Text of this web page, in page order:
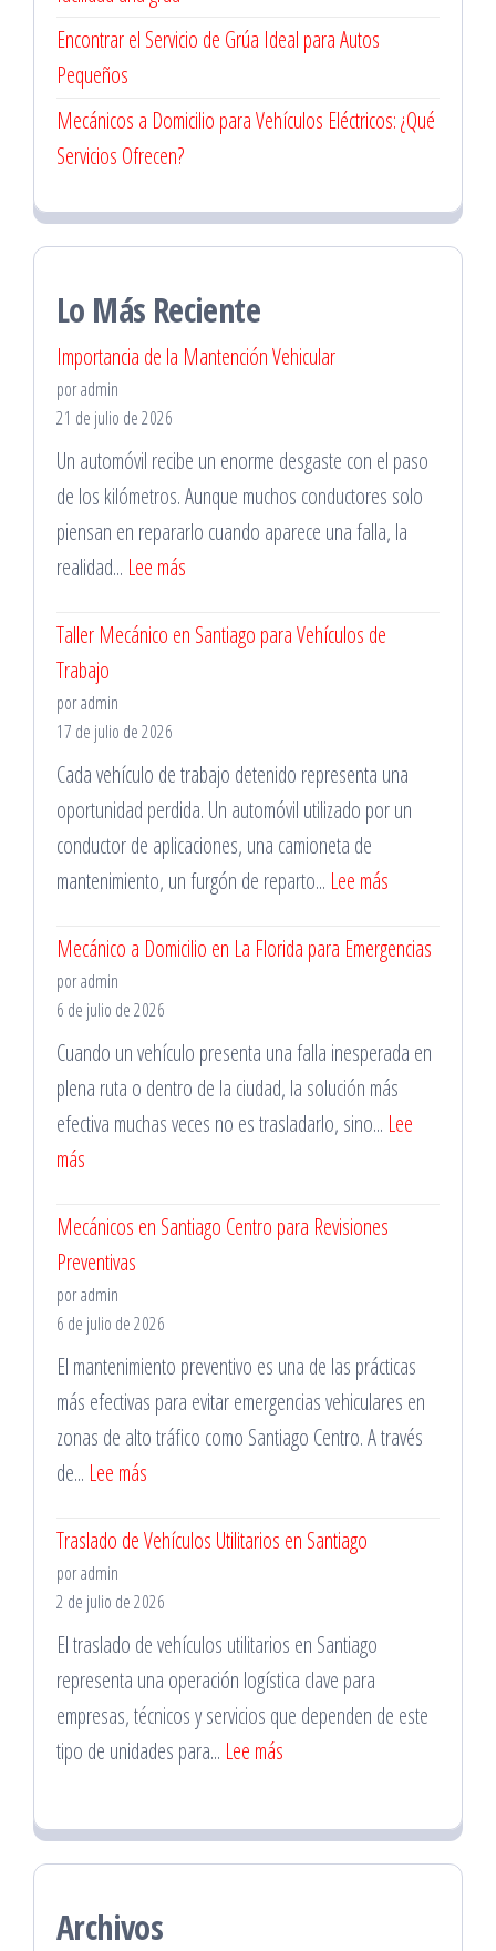
Encontrar el Servicio de Grúa Ideal para Autos
Pequeños
Mecánicos a Domicilio para Vehículos Eléctricos: ¿Qué
Servicios Ofrecen?
Lo Más Reciente
Importancia de la Mantención Vehicular
por admin
21 de julio de 2026
Un automóvil recibe un enorme desgaste con el paso
de los kilómetros. Aunque muchos conductores solo
piensan en repararlo cuando aparece una falla, la
realidad... Lee más
de
Taller Mecánico en Santiago para Vehículos de
Trabajo
por admin
17 de julio de 2026
Cada vehículo de trabajo detenido representa una
oportunidad perdida. Un automóvil utilizado por un
conductor de aplicaciones, una camioneta de
mantenimiento, un furgón de reparto... Lee más
Mecánico
para
Vehículos
de
Mecánico a Domicilio en La Florida para Emergencias
por admin
6 de julio de 2026
Cuando un vehículo presenta una falla inesperada en
plena ruta o dentro de la ciudad, la solución más
efectiva muchas veces no es trasladarlo, sino... Lee
más
a
Domicilio
en
La
Florida
para
Emergencias
Mecánicos en Santiago Centro para Revisiones
Preventivas
por admin
6 de julio de 2026
El mantenimiento preventivo es una de las prácticas
más efectivas para evitar emergencias vehiculares en
zonas de alto tráfico como Santiago Centro. A través
de... Lee más
en
Centro
para
Revisiones
Preventivas
Traslado de Vehículos Utilitarios en Santiago
por admin
2 de julio de 2026
El traslado de vehículos utilitarios en Santiago
representa una operación logística clave para
empresas, técnicos y servicios que dependen de este
tipo de unidades para... Lee más
Vehículos
Archivos